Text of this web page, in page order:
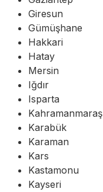
Giresun
Gümüşhane
Hakkari
Hatay
Mersin
Iğdır
Isparta
Kahramanmaraş
Karabük
Karaman
Kars
Kastamonu
Kayseri